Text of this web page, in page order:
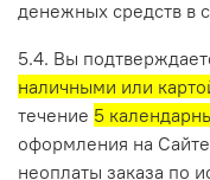
денежных средств в
5.4. Вы
наличными или
течение 5
оформления на
неоплаты заказа по